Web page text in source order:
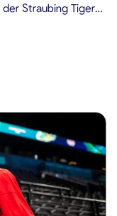
Straubing Tigers
vor Beginn der
Los beträgt […]